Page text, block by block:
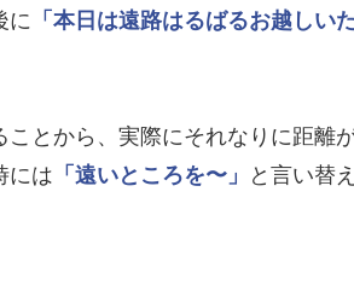
に 「本日は遠路はるばるお越しい
ことから、実際にそれなりに距離
には 「遠いところを〜」 と言い替